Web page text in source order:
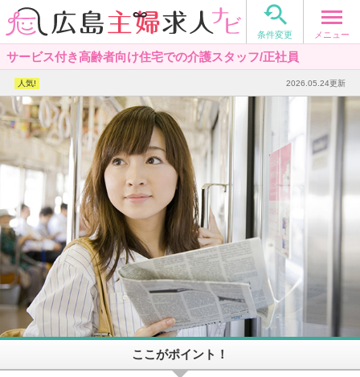

条件変更 メニュー
サービス付き高齢者向け住宅での介護スタッフ/正社員
2026.05.24更新
ここがポイント！